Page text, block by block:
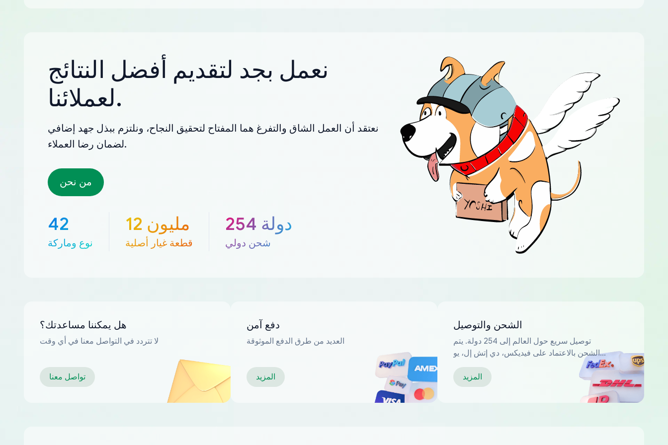
نعمل بجد لتقديم أفضل النتائج
لعملائنا.
نعتقد أن العمل الشاق والتفرغ هما المفتاح لتحقيق النجاح، ونلتزم ببذل جهد إضافي
لضمان رضا العملاء.
من نحن
42
نوع وماركة
12 مليون
قطعة غيار أصلية
254 دولة
شحن دولي
هل يمكننا مساعدتك؟
لا تتردد في التواصل معنا في أي وقت
تواصل معنا
دفع آمن
العديد من طرق الدفع الموثوقة
المزيد
الشحن والتوصيل
توصيل سريع حول العالم إلى 254 دولة. يتم
الشحن بالاعتماد على فيديكس، دي إتش إل، يو
بي إس...
المزيد